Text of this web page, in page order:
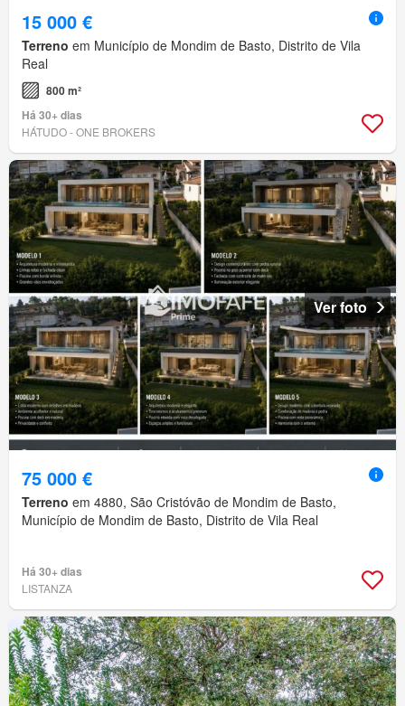
15 000 €
Terreno em Município de Mondim de Basto, Distrito de Vila
Real
800 m²
Há 30+ dias
HÁTUDO - ONE BROKERS
Ver foto
75 000 €
Terreno em 4880, São Cristóvão de Mondim de Basto,
Município de Mondim de Basto, Distrito de Vila Real
Há 30+ dias
LISTANZA